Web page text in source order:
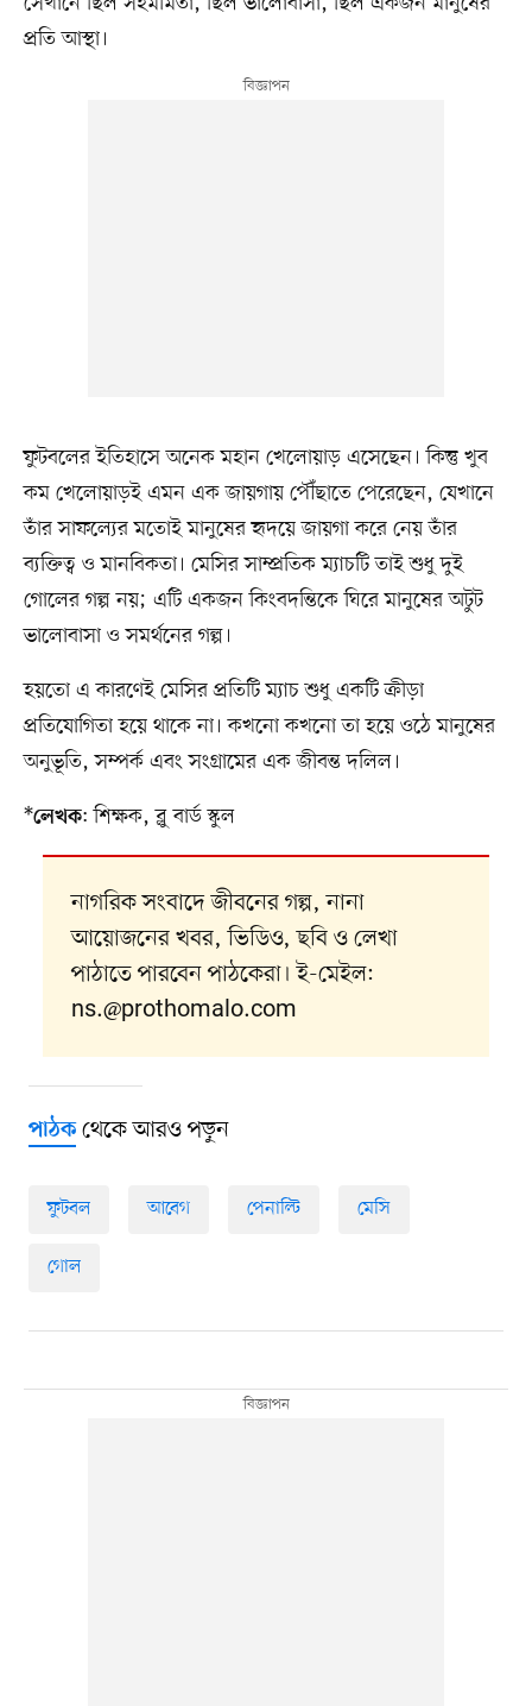
প্রতি আস্থা।
ফুটবলের ইতিহাসে অনেক মহান খেলোয়াড় এসেছেন। কিন্তু খুব
কম খেলোয়াড়ই এমন এক জায়গায় পৌঁছাতে পেরেছেন, যেখানে
তাঁর সাফল্যের মতোই মানুষের হৃদয়ে জায়গা করে নেয় তাঁর
ব্যক্তিত্ব ও মানবিকতা। মেসির সাম্প্রতিক ম্যাচটি তাই শুধু দুই
গোলের গল্প নয়; এটি একজন কিংবদন্তিকে ঘিরে মানুষের অটুট
ভালোবাসা ও সমর্থনের গল্প।
হয়তো এ কারণেই মেসির প্রতিটি ম্যাচ শুধু একটি ক্রীড়া
প্রতিযোগিতা হয়ে থাকে না। কখনো কখনো তা হয়ে ওঠে মানুষের
অনুভূতি, সম্পর্ক এবং সংগ্রামের এক জীবন্ত দলিল।
*লেখক: শিক্ষক, ব্লু বার্ড স্কুল
নাগরিক সংবাদে জীবনের গল্প, নানা
আয়োজনের খবর, ভিডিও, ছবি ও লেখা
পাঠাতে পারবেন পাঠকেরা। ই-মেইল:
ns.@prothomalo.com
পাঠকথেকে আরও পড়ুন
ফুটবল আবেগ পেনাল্টি মেসি
গোল